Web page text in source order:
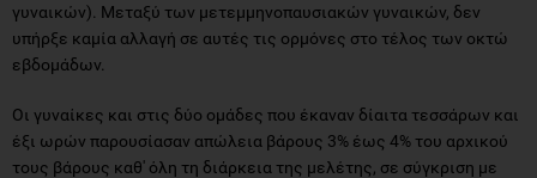
γυναικών). Μεταξύ των μετεμμηνοπαυσιακών γυναικών, δεν
υπήρξε καμία αλλαγή σε αυτές τις ορμόνες στο τέλος των οκτώ
εβδομάδων.
Οι γυναίκες και στις δύο ομάδες που έκαναν δίαιτα τεσσάρων και
έξι ωρών παρουσίασαν απώλεια βάρους 3% έως 4% του αρχικού
τους βάρους καθ' όλη τη διάρκεια της μελέτης, σε σύγκριση με